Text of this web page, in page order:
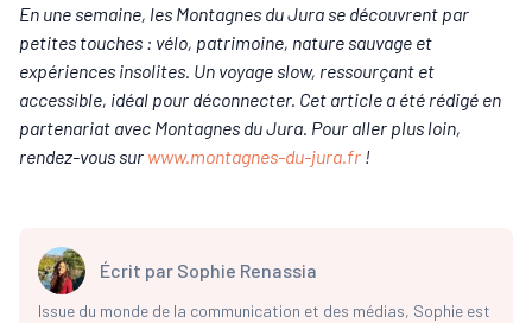
En une semaine, les Montagnes du Jura se découvrent par
petites touches : vélo, patrimoine, nature sauvage et
expériences insolites. Un voyage slow, ressourçant et
accessible, idéal pour déconnecter. Cet article a été rédigé en
partenariat avec Montagnes du Jura. Pour aller plus loin,
rendez-vous sur www.montagnes-du-jura.fr !
Écrit par Sophie Renassia
Issue du monde de la communication et des médias, Sophie est